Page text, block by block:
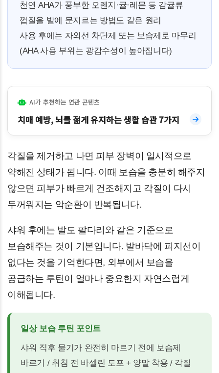
천연 AHA가 풍부한 오렌지·귤·레몬 등 감귤류
껍질을 발에 문지르는 방법도 같은 원리
사용 후에는 자외선 차단제 또는 보습제로 마무리
(AHA 사용 부위는 광감수성이 높아집니다)
AI가 추천하는 연관 콘텐츠
치매 예방, 뇌를 젊게 유지하는 생활 습관 7가지
각질을 제거하고 나면 피부 장벽이 일시적으로
약해진 상태가 됩니다. 이때 보습을 충분히 해주지
않으면 피부가 빠르게 건조해지고 각질이 다시
두꺼워지는 악순환이 반복됩니다.
샤워 후에는 발도 팔다리와 같은 기준으로
보습해주는 것이 기본입니다. 발바닥에 피지선이
없다는 것을 기억한다면, 외부에서 보습을
공급하는 루틴이 얼마나 중요한지 자연스럽게
이해됩니다.
일상 보습 루틴 포인트
샤워 직후 물기가 완전히 마르기 전에 보습제
바르기 / 취침 전 바셀린 도포 + 양말 착용 / 각질